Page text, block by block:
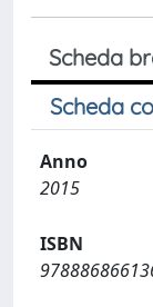
Scheda
Scheda
Anno
2015
ISBN